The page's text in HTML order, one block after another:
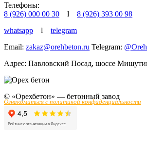
Телефоны:
8 (926) 000 00 30
l
8 (926) 393 00 98
whatsapp
l
telegram
Email: zakaz@orehbeton.ru Telegram:
Адрес: Павловский Посад, шоссе
© «Орехбетон» — бетонный завод
Ознакомиться с политикой конфиденциальности